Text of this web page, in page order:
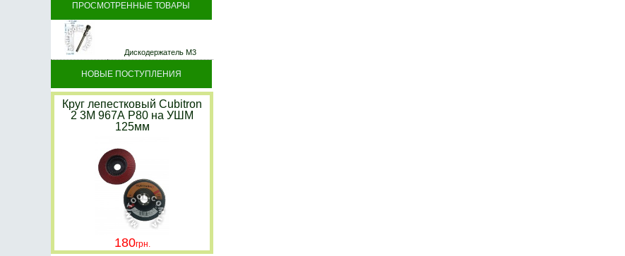
ПРОСМОТРЕННЫЕ ТОВАРЫ
Дискодержатель M3
НОВЫЕ ПОСТУПЛЕНИЯ
Круг лепестковый Cubitron
2 3M 967А P80 на УШМ
125мм
180